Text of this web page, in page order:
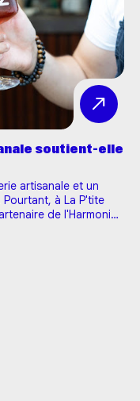
soutient-elle
artisanale et un
à La P'tite
de l'Harmonie